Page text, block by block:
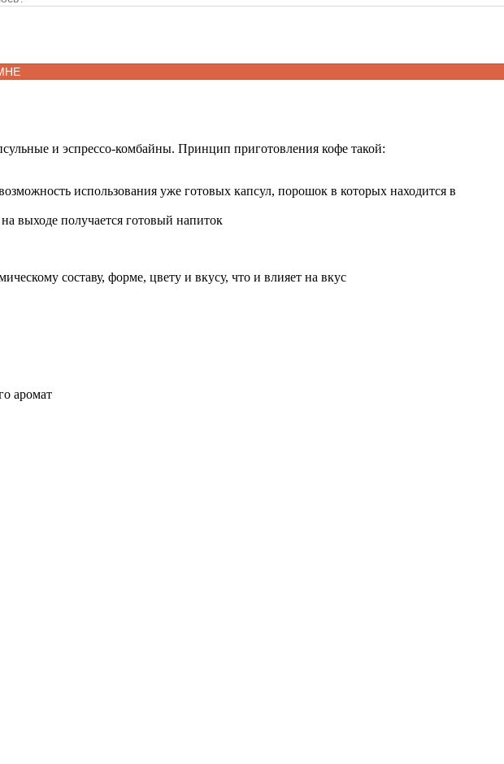
и эспрессо-комбайны. Принцип приготовления кофе такой:
использования уже готовых капсул, порошок в которых находится в
выходе получается готовый напиток
составу, форме, цвету и вкусу, что и влияет на вкус
аромат